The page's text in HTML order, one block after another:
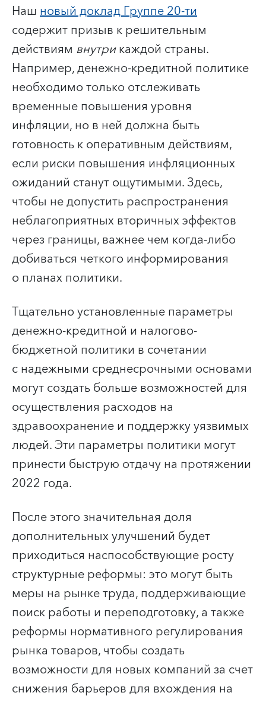
Нашновый доклад Группе 20-ти
содержит призыв к решительным
действиям внутрикаждой страны.
Например, денежно-кредитной политике
необходимо только отслеживать
временные повышения уровня
инфляции, но в ней должна быть
готовность к оперативным действиям,
если риски повышения инфляционных
ожиданий станут ощутимыми. Здесь,
чтобы не допустить распространения
неблагоприятных вторичных эффектов
через границы, важнее чем когда-либо
добиваться четкого информирования
о планах политики.
Тщательно установленные параметры
денежно-кредитной и налогово-
бюджетной политики в сочетании
с надежными среднесрочными основами
могут создать больше возможностей для
осуществления расходов на
здравоохранение и поддержку уязвимых
людей. Эти параметры политики могут
принести быструю отдачу на протяжении
2022 года.
После этого значительная доля
дополнительных улучшений будет
приходиться наспособствующие росту
структурные реформы: это могут быть
меры на рынке труда, поддерживающие
поиск работы и переподготовку, а также
реформы нормативного регулирования
рынка товаров, чтобы создать
возможности для новых компаний за счет
снижения барьеров для вхождения на